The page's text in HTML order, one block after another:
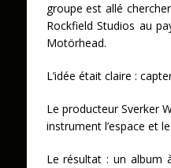
groupe est allé
Rockfield Studios au
Motörhead.
L’idée était claire :
Le producteur Sverker
instrument l’espace et
Le résultat : un album